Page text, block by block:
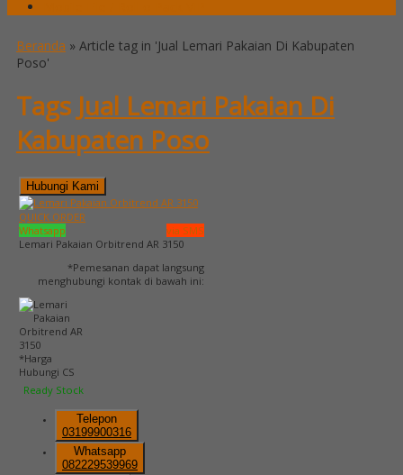
Beranda » Article tag in 'Jual Lemari Pakaian Di Kabupaten
Poso'
Tags Jual Lemari Pakaian Di
Kabupaten Poso
Hubungi Kami
QUICK ORDER
Whatsapp
via SMS
Lemari Pakaian Orbitrend AR 3150
*Pemesanan dapat langsung
menghubungi kontak di bawah ini:
*Harga
Hubungi CS
Ready Stock
Telepon
03199900316
Whatsapp
082229539969